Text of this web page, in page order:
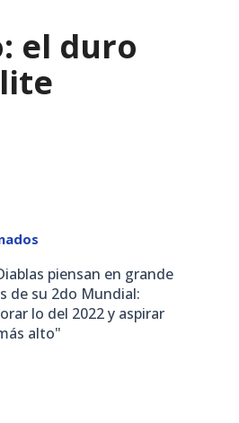
el duro
piensan en grande
de su 2do Mundial:
lo del 2022 y aspirar
alto"